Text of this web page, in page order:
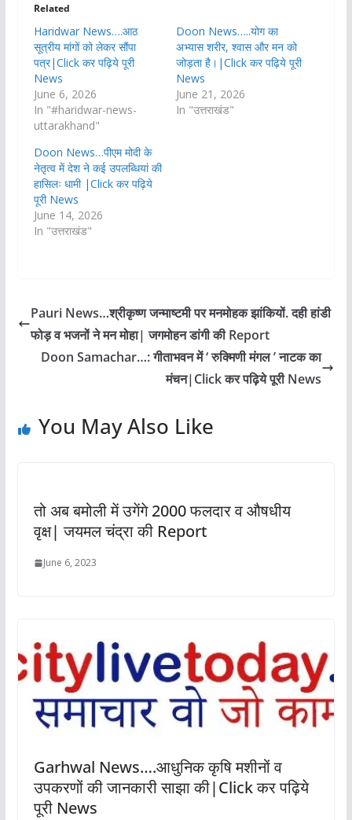
Related
Haridwar News….आठ
सूत्रीय मांगों को लेकर सौंपा
पत्र|Click कर पढ़िये पूरी
News
June 6, 2026
In "#haridwar-news-
uttarakhand"
Doon News…..योग का
अभ्यास शरीर, श्वास और मन को
जोड़ता है।|Click कर पढ़िये पूरी
News
June 21, 2026
In "उत्तराखंड"
Doon News…पीएम मोदी के
नेतृत्व में देश ने कई उपलब्धियां की
हासिलः धामी |Click कर पढ़िये
पूरी News
June 14, 2026
In "उत्तराखंड"
Pauri News…श्रीकृष्ण जन्माष्टमी पर मनमोहक झांकियों. दही हांडी
फोड़ व भजनों ने मन मोहा| जगमोहन डांगी की Report
Doon Samachar…: गीताभवन में ‘ रुक्मिणी मंगल ’ नाटक का
मंचन|Click कर पढ़िये पूरी News
You May Also Like
तो अब बमोली में उगेंगे 2000 फलदार व औषधीय
वृक्ष| जयमल चंद्रा की Report
June 6, 2023
Garhwal News….आधुनिक कृषि मशीनों व
उपकरणों की जानकारी साझा की|Click कर पढ़िये
पूरी News